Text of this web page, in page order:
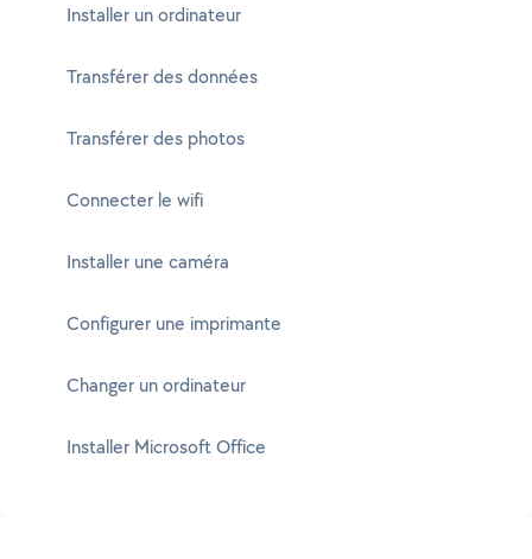
Installer un ordinateur
Transférer des données
Transférer des photos
Connecter le wifi
Installer une caméra
Configurer une imprimante
Changer un ordinateur
Installer Microsoft Office